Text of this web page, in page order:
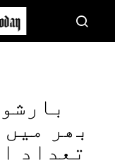
بھر
تعداد ایک